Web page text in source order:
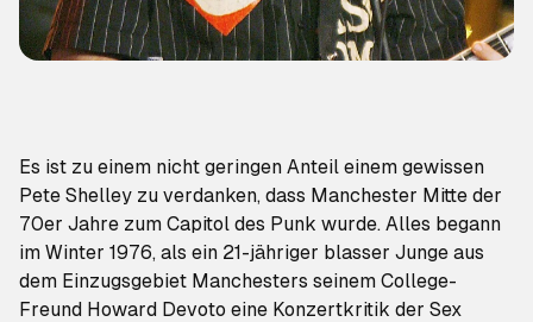
Es ist zu einem nicht geringen Anteil einem gewissen
Pete Shelley zu verdanken, dass Manchester Mitte der
70er Jahre zum Capitol des Punk wurde. Alles begann
im Winter 1976, als ein 21-jähriger blasser Junge aus
dem Einzugsgebiet Manchesters seinem College-
Freund Howard Devoto eine Konzertkritik der Sex